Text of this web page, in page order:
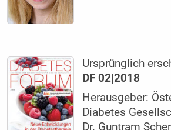
Ursprünglich
DF 02|2018
Herausgeber:
Diabetes
Dr. Guntram